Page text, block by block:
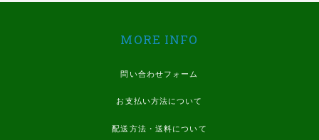
MORE INFO
問い合わせフォーム
お支払い方法について
配送方法・送料について